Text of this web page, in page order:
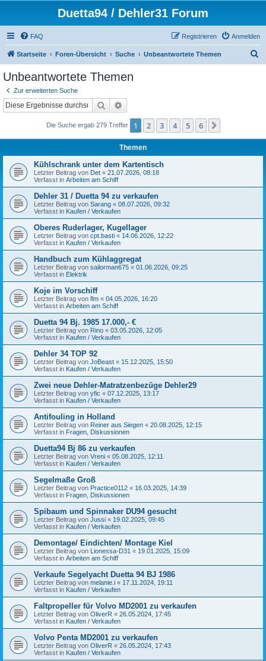
Duetta94 / Dehler31 Forum
FAQ Anmelden
Registrieren
Startseite Foren-Übersicht Suche Unbeantwortete Themen
Unbeantwortete Themen
Zur erweiterten Suche
Suche
Die Suche ergab 279 Treffer 1 2 3 4 5 6
Themen
Kühlschrank unter dem Kartentisch
Letzter Beitrag von Det « 21.07.2026, 08:18
Verfasst in Arbeiten am Schiff
Dehler 31 / Duetta 94 zu verkaufen
Letzter Beitrag von Sarang « 08.07.2026, 09:32
Verfasst in Kaufen / Verkaufen
Oberes Ruderlager, Kugellager
Letzter Beitrag von cpt.basti « 14.06.2026, 12:22
Verfasst in Kaufen / Verkaufen
Handbuch zum Kühlaggregat
Letzter Beitrag von sailorman675 « 01.06.2026, 09:25
Verfasst in Elektrik
Koje im Vorschiff
Letzter Beitrag von flm « 04.05.2026, 16:20
Verfasst in Arbeiten am Schiff
Duetta 94 Bj. 1985 17.000,- €
Letzter Beitrag von Rino « 03.05.2026, 12:05
Verfasst in Kaufen / Verkaufen
Dehler 34 TOP 92
Letzter Beitrag von JoBeast « 15.12.2025, 15:50
Verfasst in Kaufen / Verkaufen
Zwei neue Dehler-Matratzenbezüge Dehler29
Letzter Beitrag von yfic « 07.12.2025, 13:17
Verfasst in Kaufen / Verkaufen
Antifouling in Holland
Letzter Beitrag von Reiner aus Siegen « 20.08.2025, 12:15
Verfasst in Fragen, Diskussionen
Duetta94 Bj 86 zu verkaufen
Letzter Beitrag von Vreni « 05.08.2025, 12:11
Verfasst in Kaufen / Verkaufen
Segelmaße Groß
Letzter Beitrag von Practice0112 « 16.03.2025, 14:39
Verfasst in Fragen, Diskussionen
Spibaum und Spinnaker DU94 gesucht
Letzter Beitrag von Jussi « 19.02.2025, 09:45
Verfasst in Kaufen / Verkaufen
Demontage/ Eindichten/ Montage Kiel
Letzter Beitrag von Lionessa-D31 « 19.01.2025, 15:09
Verfasst in Arbeiten am Schiff
Verkaufe Segelyacht Duetta 94 BJ 1986
Letzter Beitrag von melanie.i « 17.11.2024, 19:11
Verfasst in Kaufen / Verkaufen
Faltpropeller für Volvo MD2001 zu verkaufen
Letzter Beitrag von OliverR « 26.05.2024, 17:45
Verfasst in Kaufen / Verkaufen
Volvo Penta MD2001 zu verkaufen
Letzter Beitrag von OliverR « 26.05.2024, 17:43
Verfasst in Kaufen / Verkaufen